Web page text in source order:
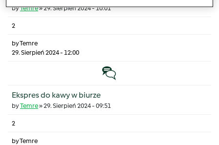
byTemre»29. Sierpień 2024 - 10:01
2
byTemre
29. Sierpień 2024 - 12:00
Temat zwyczajny
Ekspres do kawy w biurze
byTemre»29. Sierpień 2024 - 09:51
2
byTemre